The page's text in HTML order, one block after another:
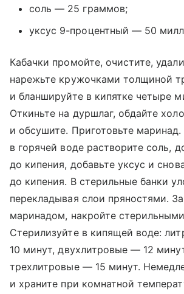
соль — 25 граммов;
уксус 9-процентный — 50
Кабачки промойте, очистите,
нарежьте кружочками толщиной
и бланшируйте в кипятке четыре
Откиньте на дуршлаг, обдайте
и обсушите. Приготовьте маринад.
в горячей воде растворите соль,
до кипения, добавьте уксус и
до кипения. В стерильные банки
перекладывая слои пряностями.
маринадом, накройте
Стерилизуйте в кипящей воде:
10 минут, двухлитровые — 12
трехлитровые — 15 минут.
и храните при комнатной